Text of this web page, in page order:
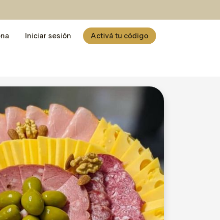
Iniciar sesión Activá tu código